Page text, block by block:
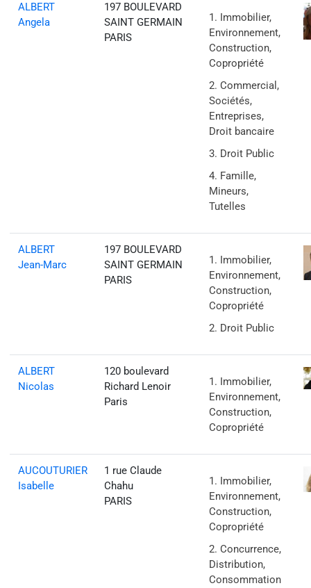
ALBERT
Angela
197 BOULEVARD
SAINT GERMAIN
PARIS
Immobilier,
Environnement,
Construction,
Copropriété
Commercial,
Sociétés,
Entreprises,
Droit bancaire
Droit Public
Famille,
Mineurs,
Tutelles
ALBERT
Jean-Marc
197 BOULEVARD
SAINT GERMAIN
PARIS
Immobilier,
Environnement,
Construction,
Copropriété
Droit Public
ALBERT
Nicolas
120 boulevard
Richard Lenoir
Paris
Immobilier,
Environnement,
Construction,
Copropriété
AUCOUTURIER
Isabelle
1 rue Claude
Chahu
PARIS
Immobilier,
Environnement,
Construction,
Copropriété
Concurrence,
Distribution,
Consommation